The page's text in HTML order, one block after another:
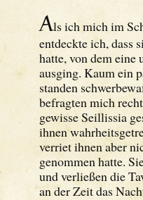
Als ich mich im
entdeckte ich, dass
hatte, von dem eine
ausging. Kaum ein
standen
befragten mich
gewisse Seillissia
ihnen
verriet ihnen aber
genommen hatte.
und verließen die
an der Zeit das